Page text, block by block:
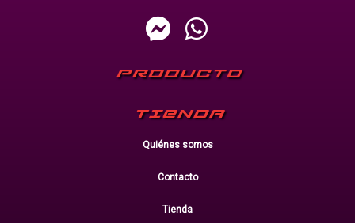
PRODUCTO
TIENDA
Quiénes somos
Contacto
Tienda